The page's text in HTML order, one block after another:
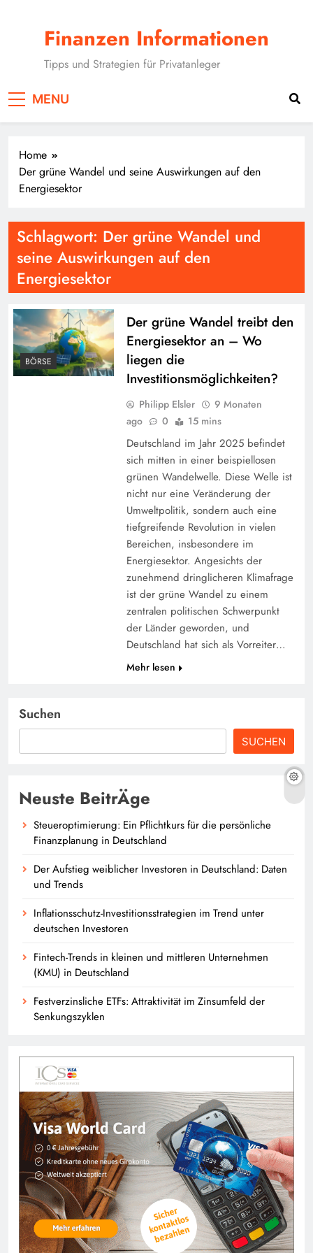
Finanzen Informationen
Tipps und Strategien für Privatanleger
MENU
Home
Der grüne Wandel und seine Auswirkungen auf den
Energiesektor
Schlagwort: Der grüne Wandel und
seine Auswirkungen auf den
Energiesektor
BÖRSE
Der grüne Wandel treibt den
Energiesektor an – Wo
liegen die
Investitionsmöglichkeiten?
Philipp Elsler
9 Monaten
ago
0 15 mins
Deutschland im Jahr 2025 befindet
sich mitten in einer beispiellosen
grünen Wandelwelle. Diese Welle ist
nicht nur eine Veränderung der
Umweltpolitik, sondern auch eine
tiefgreifende Revolution in vielen
Bereichen, insbesondere im
Energiesektor. Angesichts der
zunehmend dringlicheren Klimafrage
ist der grüne Wandel zu einem
zentralen politischen Schwerpunkt
der Länder geworden, und
Deutschland hat sich als Vorreiter…
Mehr lesen
Suchen
SUCHEN
Neuste BeitrÄge
Steueroptimierung: Ein Pflichtkurs für die persönliche
Finanzplanung in Deutschland
Der Aufstieg weiblicher Investoren in Deutschland: Daten
und Trends
Inflationsschutz-Investitionsstrategien im Trend unter
deutschen Investoren
Fintech-Trends in kleinen und mittleren Unternehmen
(KMU) in Deutschland
Festverzinsliche ETFs: Attraktivität im Zinsumfeld der
Senkungszyklen